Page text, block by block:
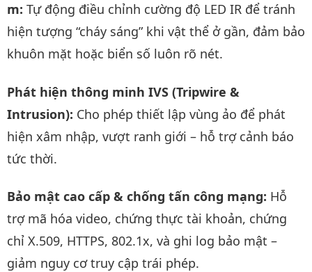
m: Tự động điều chỉnh cường độ LED IR để tránh
hiện tượng “cháy sáng” khi vật thể ở gần, đảm bảo
khuôn mặt hoặc biển số luôn rõ nét.
Phát hiện thông minh IVS (Tripwire &
Intrusion): Cho phép thiết lập vùng ảo để phát
hiện xâm nhập, vượt ranh giới – hỗ trợ cảnh báo
tức thời.
Bảo mật cao cấp & chống tấn công mạng: Hỗ
trợ mã hóa video, chứng thực tài khoản, chứng
chỉ X.509, HTTPS, 802.1x, và ghi log bảo mật –
giảm nguy cơ truy cập trái phép.